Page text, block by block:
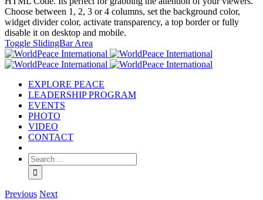
Choose between 1, 2, 3 or 4 columns, set the background color,
widget divider color, activate transparency, a top border or fully
disable it on desktop and mobile.
Toggle SlidingBar Area
EXPLORE PEACE
LEADERSHIP PROGRAM
EVENTS
PHOTO
VIDEO
CONTACT
Previous Next